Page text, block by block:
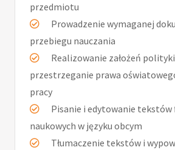
przedmiotu
Prowadzenie wymaganej
przebiegu nauczania
Realizowanie założeń
przestrzeganie prawa
pracy
Pisanie i edytowanie
naukowych w języku obcym
Tłumaczenie tekstów i